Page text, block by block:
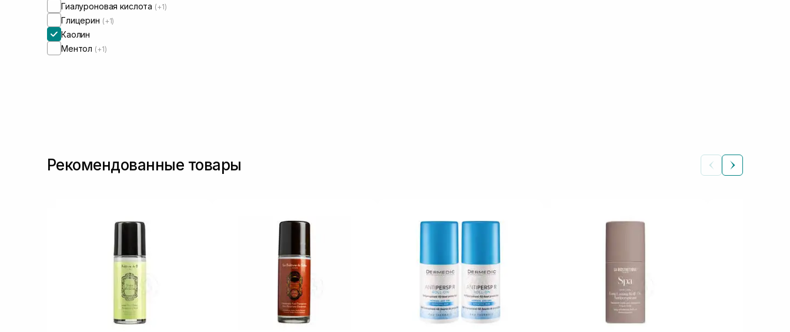
Гиалуроновая кислота (+1)
Глицерин (+1)
Каолин
Ментол (+1)
Рекомендованные товары